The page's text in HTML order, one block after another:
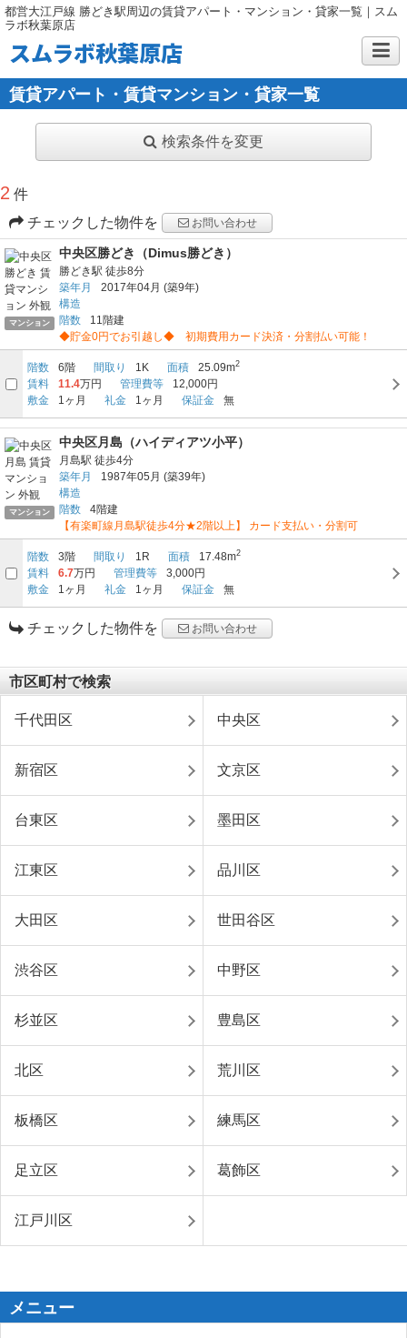
都営大江戸線 勝どき駅周辺の賃貸アパート・マンション・貸家一覧｜スム
ラボ秋葉原店
スムラボ秋葉原店
賃貸アパート・賃貸マンション・貸家一覧
検索条件を変更
2 件
チェックした物件を
お問い合わせ
マンション
中央区勝どき（Dimus勝どき）
勝どき駅 徒歩8分
築年月
2017年04月 (築9年)
構造
階数
11階建
◆貯金0円でお引越し◆ 初期費用カード決済・分割払い可能！
階数 6階 間取り 1K 面積 25.09m2
賃料 11.4万円 管理費等
12,000円
敷金
1ヶ月 礼金 1ヶ月 保証金 無
マンション
中央区月島（ハイディアツ小平）
月島駅 徒歩4分
築年月
1987年05月 (築39年)
構造
階数
4階建
【有楽町線月島駅徒歩4分★2階以上】 カード支払い・分割可
階数 3階 間取り 1R 面積 17.48m2
賃料 6.7万円 管理費等
3,000円
敷金
1ヶ月 礼金 1ヶ月 保証金 無
チェックした物件を お問い合わせ
市区町村で検索
千代田区 中央区
新宿区 文京区
台東区 墨田区
江東区 品川区
大田区 世田谷区
渋谷区 中野区
杉並区 豊島区
北区 荒川区
板橋区 練馬区
足立区 葛飾区
江戸川区
メニュー